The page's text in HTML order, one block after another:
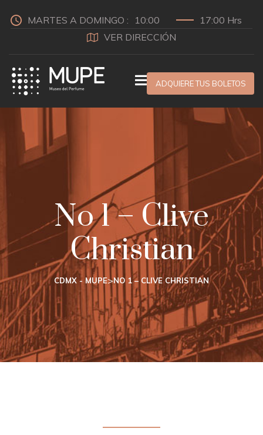
MARTES A DOMINGO : 10:00
17:00 Hrs
VER DIRECCIÓN
ADQUIERE TUS BOLETOS
No 1 – Clive
Christian
CDMX - MUPE>NO 1 – CLIVE CHRISTIAN